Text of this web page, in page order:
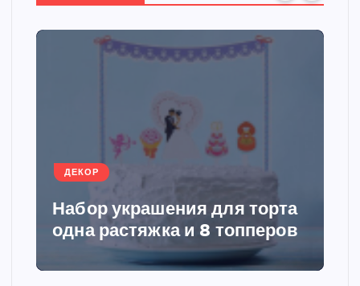
и
н
а
и
я
з
ДЕКОР
Набор украшения для торта
одна растяжка и 8 топперов